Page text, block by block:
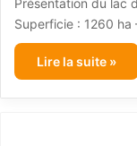
Superficie : 1260
Lire la suite »